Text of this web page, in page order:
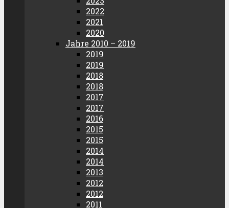
2022
2021
2020
Jahre 2010 – 2019
2019
2019
2018
2018
2017
2017
2016
2015
2015
2014
2014
2013
2012
2012
2011